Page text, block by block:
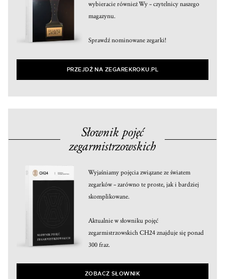
wybieracie również Wy – czytelnicy naszego
magazynu.
Sprawdź nominowane zegarki!
PRZEJDŹ NA ZEGAREKROKU.PL
Słownik pojęć
zegarmistrzowskich
Wyjaśniamy pojęcia związane ze światem
zegarków – zarówno te proste, jak i bardziej
skomplikowane.
Aktualnie w słowniku pojęć
zegarmistrzowskich CH24 znajduje się ponad
300 fraz.
ZOBACZ SŁOWNIK